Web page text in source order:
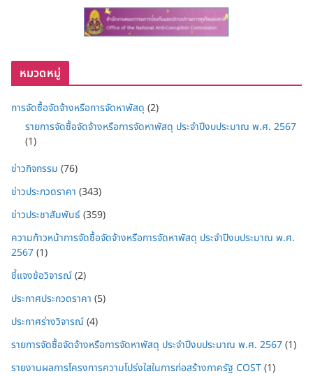
หมวดหมู่
การจัดซื้อจัดจ้างหรือการจัดหาพัสดุ (2)
รายการจัดซื้อจัดจ้างหรือการจัดหาพัสดุ ประจำปีงบประมาณ พ.ศ. 2567
(1)
ข่าวกิจกรรม (76)
ข่าวประกวดราคา (343)
ข่าวประชาสัมพันธ์(359)
ความก้าวหน้าการจัดซื้อจัดจ้างหรือการจัดหาพัสดุ ประจำปีงบประมาณ พ.ศ.
2567(1)
ชี้แจงข้อวิจารณ์(2)
ประกาศประกวดราคา (5)
ประกาศร่างวิจารณ์(4)
รายการจัดซื้อจัดจ้างหรือการจัดหาพัสดุ ประจำปีงบประมาณ พ.ศ. 2567(1)
รายงานผลการโครงการความโปร่งใสในการก่อสร้างภาครัฐ COST(1)